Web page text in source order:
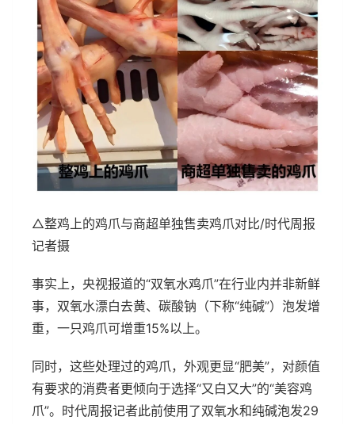
△整鸡上的鸡爪与商超单独售卖鸡爪对比/时代周报
记者摄
事实上，央视报道的“双氧水鸡爪”在行业内并非新鲜
事，双氧水漂白去黄、碳酸钠（下称“纯碱”）泡发增
重，一只鸡爪可增重15%以上。
同时，这些处理过的鸡爪，外观更显“肥美”，对颜值
有要求的消费者更倾向于选择“又白又大”的“美容鸡
爪”。时代周报记者此前使用了双氧水和纯碱泡发29